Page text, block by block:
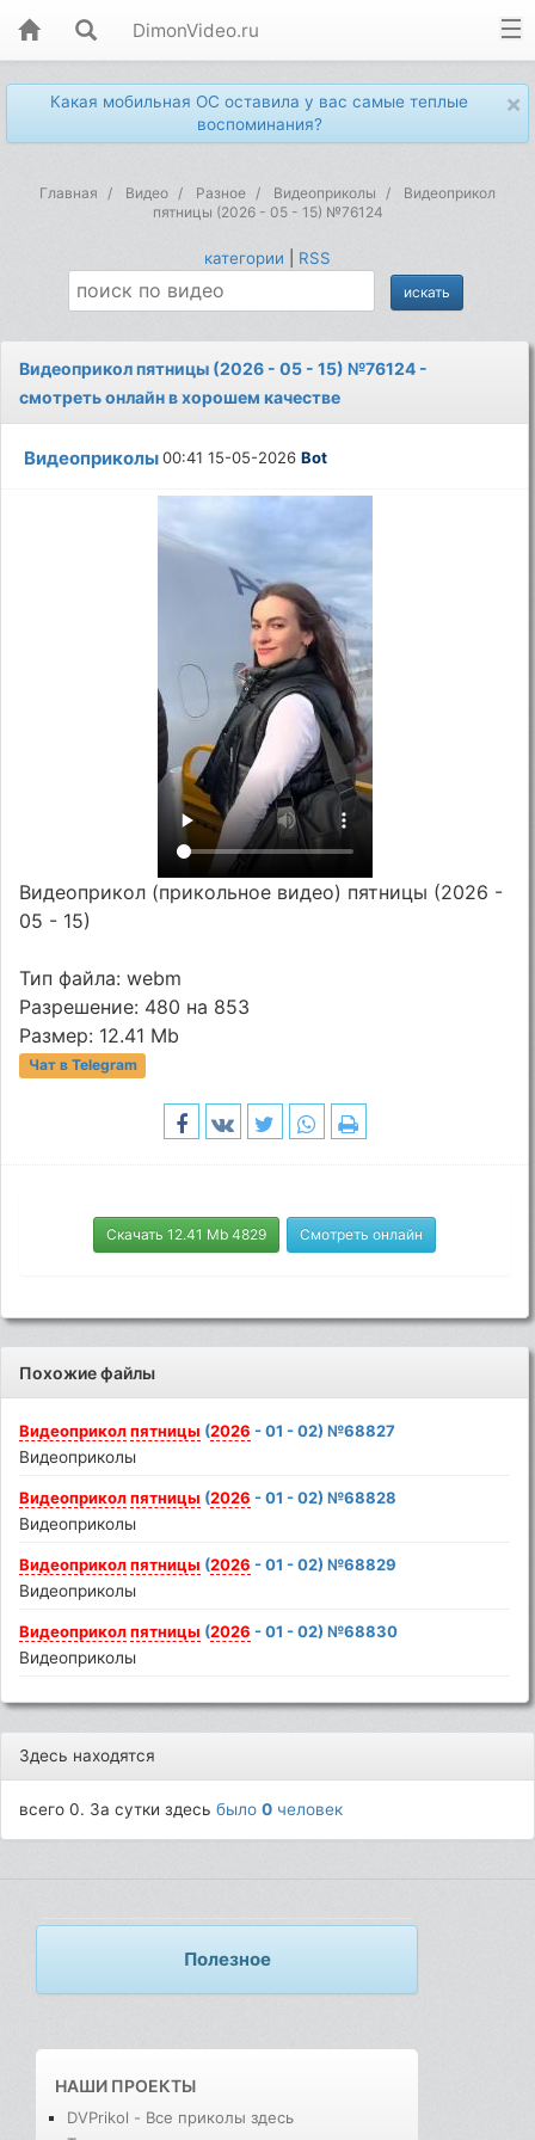
DimonVideo.ru
×
Какая мобильная ОС оставила у вас самые теплые
воспоминания?
Главная Видео Разное Видеоприколы
Видеоприкол
пятницы (2026 - 05 - 15) №76124
категории RSS
Видеоприкол пятницы (2026 - 05 - 15) №76124 -
смотреть онлайн в хорошем качестве
Видеоприколы00:41 15-05-2026Bot
Видеоприкол (прикольное видео) пятницы (2026 -
05 - 15)
Тип файла: webm
Разрешение: 480 на 853
Размер: 12.41 Mb
Чат в Telegram
Скачать 12.41 Mb 4829 Смотреть онлайн
Похожие файлы
Видеоприкол пятницы (2026 - 01 - 02) №68827
Видеоприколы
Видеоприкол пятницы (2026 - 01 - 02) №68828
Видеоприколы
Видеоприкол пятницы (2026 - 01 - 02) №68829
Видеоприколы
Видеоприкол пятницы (2026 - 01 - 02) №68830
Видеоприколы
Здесь находятся
всего 0. За сутки здесьбыло0 человек
Полезное
НАШИ ПРОЕКТЫ
DVPrikol - Все приколы здесь